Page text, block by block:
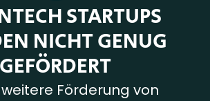
STARTUPS
NICHT GENUG
GEFÖRDERT
weitere Förderung von